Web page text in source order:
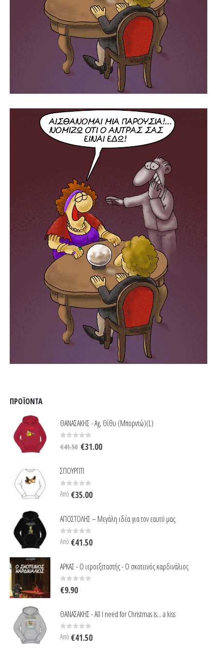
ΠΡΟΪΌΝΤΑ
ΘΑΝΑΣΑΚΗΣ - Αχ, Θίθυ (Μπορντώ)(L)
out of 5
€41.50 Original
€41.50.
€31.00Η
ΣΠΟΥΡΓΙΤΙ
0 out of 5
Από €35.00
ΑΠΟΣΤΟΛΗΣ – Μεγάλη ιδέα για τον εαυτό μας
0 out of 5
Από €41.50
ΑΡΚΑΣ - Ο ιεροεξεταστής - Ο σκοτεινός καρδινάλιος
0out of 5
€9.90
ΘΑΝΑΣΑΚΗΣ - All I need for Christmas is... a kiss
0 out of 5
Από €41.50